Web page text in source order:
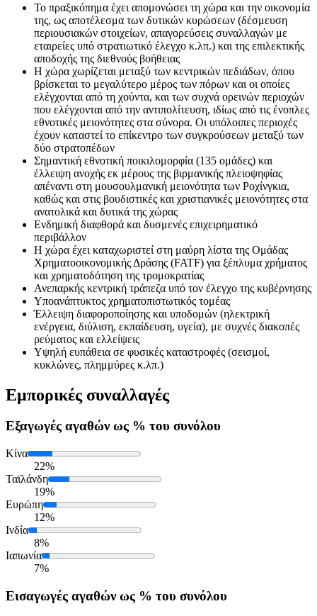
Το πραξικόπημα έχει απομονώσει τη χώρα και την οικονομία
της, ως αποτέλεσμα των δυτικών κυρώσεων (δέσμευση
περιουσιακών στοιχείων, απαγορεύσεις συναλλαγών με
εταιρείες υπό στρατιωτικό έλεγχο κ.λπ.) και της επιλεκτικής
αποδοχής της διεθνούς βοήθειας
Η χώρα χωρίζεται μεταξύ των κεντρικών πεδιάδων, όπου
βρίσκεται το μεγαλύτερο μέρος των πόρων και οι οποίες
ελέγχονται από τη χούντα, και των συχνά ορεινών περιοχών
που ελέγχονται από την αντιπολίτευση, ιδίως από τις ένοπλες
εθνοτικές μειονότητες στα σύνορα. Οι υπόλοιπες περιοχές
έχουν καταστεί το επίκεντρο των συγκρούσεων μεταξύ των
δύο στρατοπέδων
Σημαντική εθνοτική ποικιλομορφία (135 ομάδες) και
έλλειψη ανοχής εκ μέρους της βιρμανικής πλειοψηφίας
απέναντι στη μουσουλμανική μειονότητα των Ροχίνγκια,
καθώς και στις βουδιστικές και χριστιανικές μειονότητες στα
ανατολικά και δυτικά της χώρας
Ενδημική διαφθορά και δυσμενές επιχειρηματικό
περιβάλλον
Η χώρα έχει καταχωριστεί στη μαύρη λίστα της Ομάδας
Χρηματοοικονομικής Δράσης (FATF) για ξέπλυμα χρήματος
και χρηματοδότηση της τρομοκρατίας
Ανεπαρκής κεντρική τράπεζα υπό τον έλεγχο της κυβέρνησης
Υποανάπτυκτος χρηματοπιστωτικός τομέας
Έλλειψη διαφοροποίησης και υποδομών (ηλεκτρική
ενέργεια, διύλιση, εκπαίδευση, υγεία), με συχνές διακοπές
ρεύματος και ελλείψεις
Υψηλή ευπάθεια σε φυσικές καταστροφές (σεισμοί,
κυκλώνες, πλημμύρες κ.λπ.)
Εμπορικές συναλλαγές
Εξαγωγές αγαθών ως % του συνόλου
Κίνα
22%
Ταϊλάνδη
19%
Ευρώπη
12%
Ινδία
8%
Ιαπωνία
7%
Εισαγωγές αγαθών ως % του συνόλου